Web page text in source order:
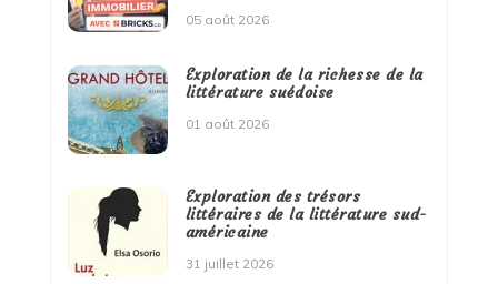
05 août 2026
Exploration de la richesse de la
littérature suédoise
01 août 2026
Exploration des trésors
littéraires de la littérature sud-
américaine
31 juillet 2026